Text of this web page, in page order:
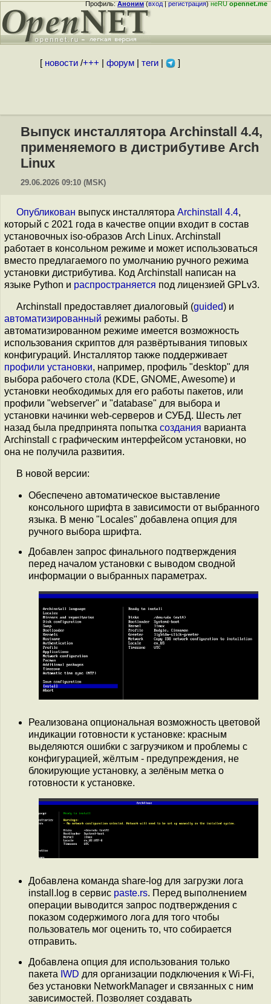
Профиль:Аноним(вход|регистрация)неRUopennet.me
[ новости/+++ форум| теги| ]
Выпуск инсталлятора Archinstall 4.4,
применяемого в дистрибутиве Arch
Linux
29.06.2026 09:10 (MSK)
Опубликован выпуск инсталлятора Archinstall 4.4,
который с 2021 года в качестве опции входит в состав
установочных iso-образов Arch Linux. Archinstall
работает в консольном режиме и может использоваться
вместо предлагаемого по умолчанию ручного режима
установки дистрибутива. Код Archinstall написан на
языке Python и распространяется под лицензией GPLv3.
Archinstall предоставляет диалоговый (guided) и
автоматизированный режимы работы. В
автоматизированном режиме имеется возможность
использования скриптов для развёртывания типовых
конфигураций. Инсталлятор также поддерживает
профили установки, например, профиль "desktop" для
выбора рабочего стола (KDE, GNOME, Awesome) и
установки необходимых для его работы пакетов, или
профили "webserver" и "database" для выбора и
установки начинки web-серверов и СУБД. Шесть лет
назад была предпринята попытка создания варианта
Archinstall с графическим интерфейсом установки, но
она не получила развития.
В новой версии:
Обеспечено автоматическое выставление
консольного шрифта в зависимости от выбранного
языка. В меню "Locales" добавлена опция для
ручного выбора шрифта.
Добавлен запрос финального подтверждения
перед началом установки с выводом сводной
информации о выбранных параметрах.
Реализована опциональная возможность цветовой
индикации готовности к установке: красным
выделяются ошибки с загрузчиком и проблемы с
конфигурацией, жёлтым - предупреждения, не
блокирующие установку, а зелёным метка о
готовности к установке.
Добавлена команда share-log для загрузки лога
install.log в сервис paste.rs. Перед выполнением
операции выводится запрос подтверждения с
показом содержимого лога для того чтобы
пользователь мог оценить то, что собирается
отправить.
Добавлена опция для использования только
пакета IWD для организации подключения к Wi-Fi,
без установки NetworkManager и связанных с ним
зависимостей. Позволяет создавать